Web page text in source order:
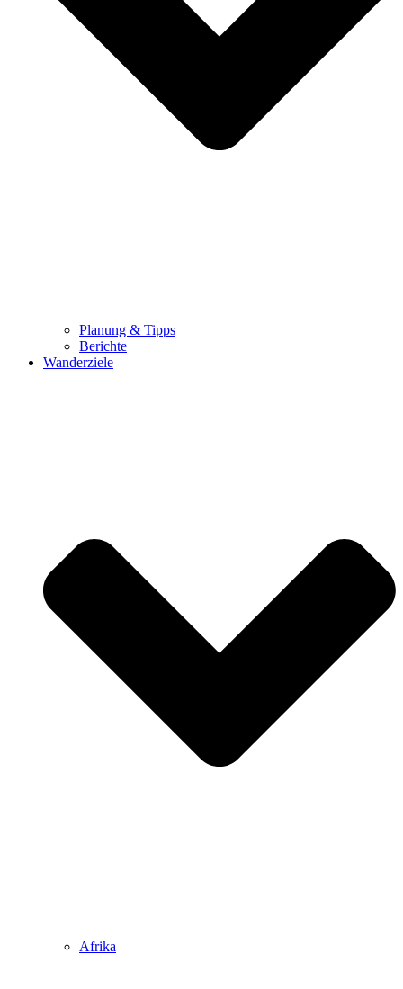
Planung & Tipps
Berichte
Wanderziele
Afrika